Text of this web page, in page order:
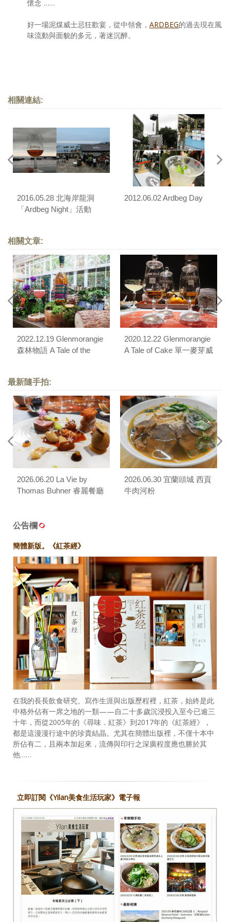
懷念 ……
好一場泥煤威士忌狂歡宴，從中領會， ARDBEG的過去現在風
味流動與面貌的多元，著迷沉醉。
相關連結:
2016.05.28 北海岸龍洞
「Ardbeg Night」活動
2012.06.02 Ardbeg Day
相關文章:
2022.12.19 Glenmorangie
森林物語 A Tale of the
2020.12.22 Glenmorangie
A Tale of Cake 單一麥芽威
最新隨手拍:
2026.06.20 La Vie by
Thomas Buhner 睿麗餐廳
2026.06.30 宜蘭頭城 西貢
牛肉河粉
公告欄
簡體新版。《紅茶經》
在我的長長飲食研究、寫作生涯與出版歷程裡，紅茶，始終是此
中格外佔有一席之地的一類——自二十多歲沉浸投入至今已逾三
十年，而從2005年的《尋味．紅茶》到2017年的《紅茶經》，
都是這漫漫行途中的珍貴結晶。尤其在簡體出版裡，不僅十本中
所佔有二，且兩本加起來，流傳與印行之深廣程度應也勝於其
他……
立即訂閱《Yilan美食生活玩家》電子報